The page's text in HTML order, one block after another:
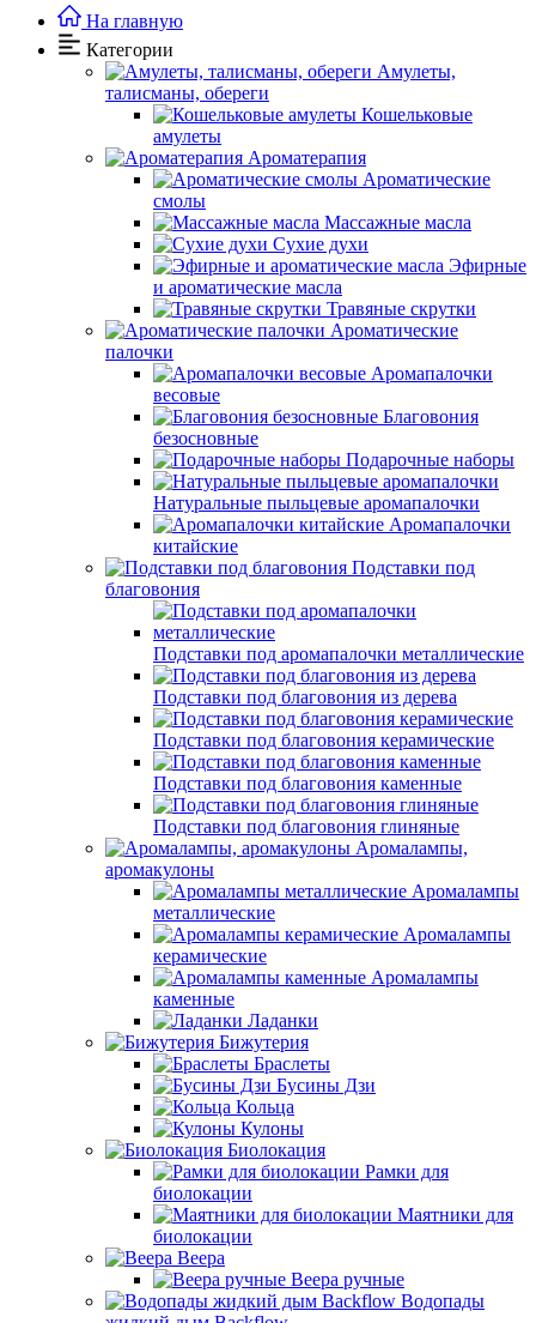
На главную
Категории
Амулеты,
талисманы, обереги
Кошельковые
амулеты
Ароматерапия
Ароматические
смолы
Массажные масла
Сухие духи
Эфирные
и ароматические масла
Травяные скрутки
Ароматические
палочки
Аромапалочки
весовые
Благовония
безосновные
Подарочные наборы
Натуральные пыльцевые аромапалочки
Аромапалочки
китайские
Подставки под
благовония
Подставки под аромапалочки металлические
Подставки под благовония из дерева
Подставки под благовония керамические
Подставки под благовония каменные
Подставки под благовония глиняные
Аромалампы,
аромакулоны
Аромалампы
металлические
Аромалампы
керамические
Аромалампы
каменные
Ладанки
Бижутерия
Браслеты
Бусины Дзи
Кольца
Кулоны
Биолокация
Рамки для
биолокации
Маятники для
биолокации
Веера
Веера ручные
Водопады